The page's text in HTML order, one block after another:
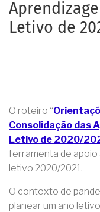
Letivo de
O roteiro “
Consolidação das
Letivo de 2020/
ferramenta de apoio
letivo 2020/2021.
O contexto de
planear um ano